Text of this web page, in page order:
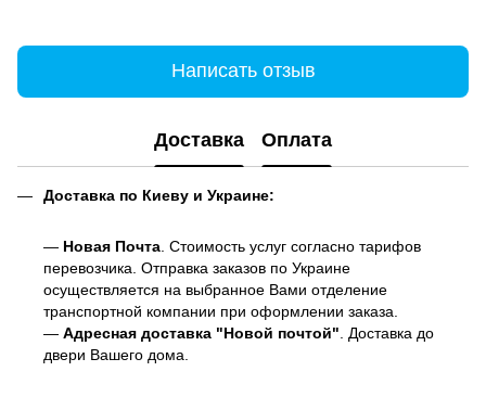
Написать отзыв
Доставка Оплата
Доставка по Киеву и Украине:
— Новая Почта . Стоимость услуг согласно тарифов
перевозчика. Отправка заказов по Украине
осуществляется на выбранное Вами отделение
транспортной компании при оформлении заказа.
— Адресная доставка "Новой почтой" . Доставка до
двери Вашего дома.